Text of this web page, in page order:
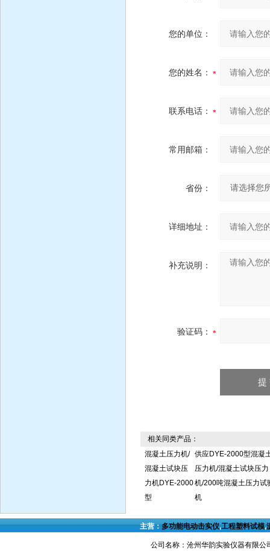
您的单位：
您的姓名：
联系电话：
常用邮箱：
省份：
详细地址：
补充说明：
验证码：
相关同类产品：
混凝土压力机/
混凝土试块压
力机DYE-2000
型
供应DYE-2000型混凝
压力机/混凝土试块压力
机/200吨混凝土压力试
机
主营：多功能电动击实仪,工程塑料试模,
公司名称：沧州华韵实验仪器有限